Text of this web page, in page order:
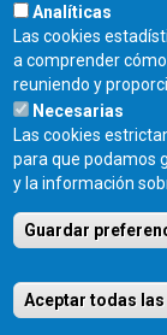
COLEGIO
Miguel Íscar
Analíticas
Las cookies
a comprender
reuniendo y
Necesarias
Las cookies
para que podamos
y la información
Guardar
Aceptar todas